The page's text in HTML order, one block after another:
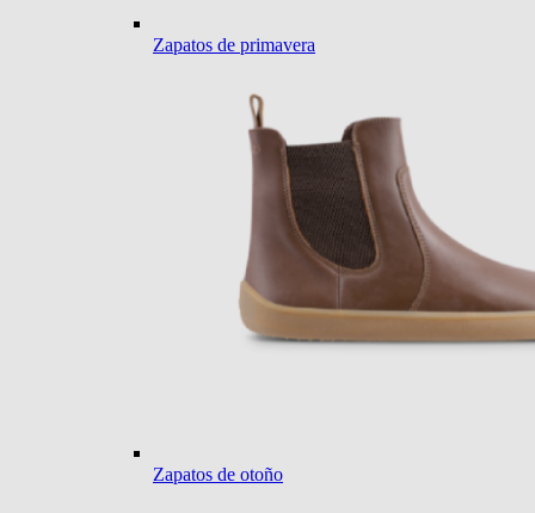
Zapatos de primavera
Zapatos de otoño